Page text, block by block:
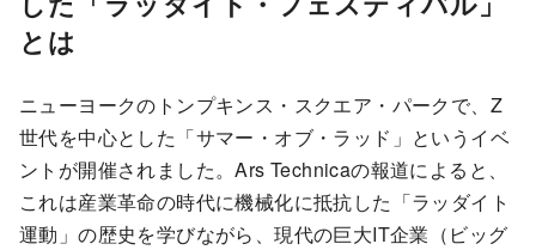
とは
ニューヨークのトンプキンス・スクエア・パークで、Z
世代を中心とした「サマー・オブ・ラッド」というイベ
ントが開催されました。Ars Technicaの報道によると、
これは産業革命の時代に機械化に抵抗した「ラッダイト
運動」の歴史を学びながら、現代の巨大IT企業（ビッグ